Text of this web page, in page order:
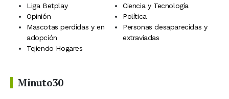
Liga Betplay
Ciencia y Tecnología
Opinión
Política
Mascotas perdidas y en
adopción
Personas desaparecidas y
extraviadas
Tejiendo Hogares
Minuto30